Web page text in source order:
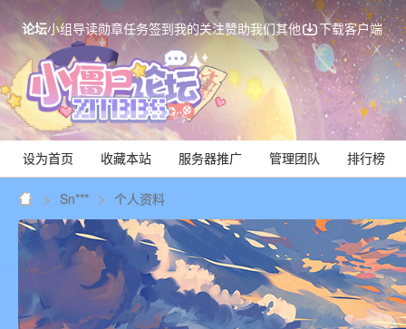
论坛小组导读勋章任务签到我的关注赞助我们其他 下载客户端
设为首页 收藏本站 服务器推广 管理团队 排行榜
Mi
Sn*** 个人资料